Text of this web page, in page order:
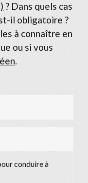
? Dans quels cas
il obligatoire ?
à connaître en
ou si vous
.
conduire à